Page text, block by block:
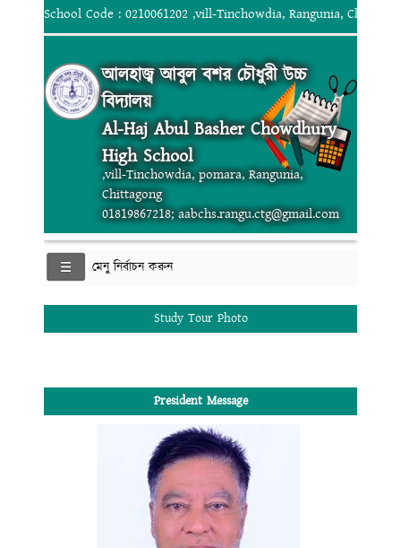
School Code : 0210061202 ,vill-Tinchowdia, Rangunia,
আলহাজ্ব আবুল বশর চৌধুরী উচ্চ
বিদ্যালয়
Al-Haj Abul Basher Chowdhury
High School
,vill-Tinchowdia, pomara, Rangunia,
Chittagong
01819867218; aabchs.rangu.ctg@gmail.com
মেনু নির্বাচন করুন
Study Tour Photo
President Message